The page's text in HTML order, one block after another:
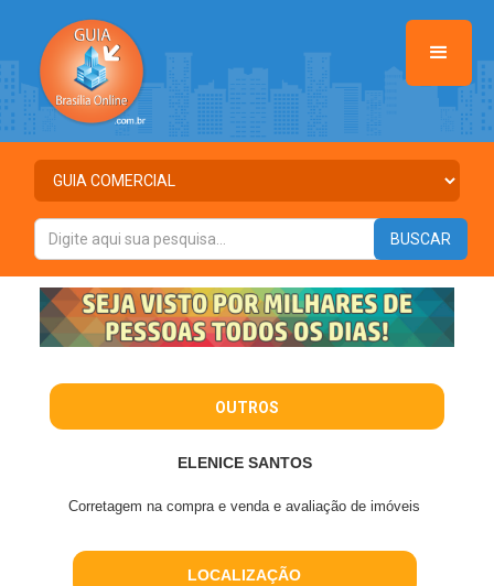
OUTROS
ELENICE SANTOS
Corretagem na compra e venda e avaliação de imóveis
LOCALIZAÇÃO